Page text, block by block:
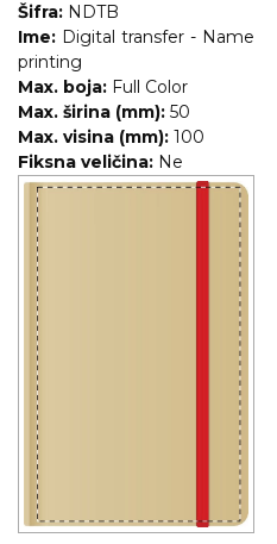
Šifra: NDTB
Ime: Digital transfer - Name
printing
Max. boja: Full Color
Max. širina (mm): 50
Max. visina (mm): 100
Fiksna veličina: Ne